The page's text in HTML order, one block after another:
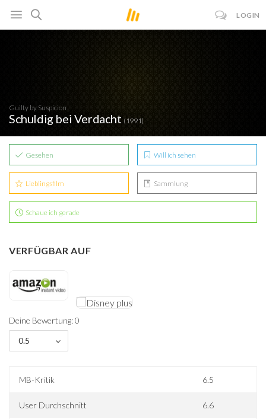
LOGIN
Guilty by Suspicion
Schuldig bei Verdacht (1991)
Gesehen Will ich sehen
Lieblingsfilm Sammlung
Schaue ich gerade
VERFÜGBAR AUF
Deine Bewertung: 0
0.5
MB-Kritik 6.5
User Durchschnitt 6.6